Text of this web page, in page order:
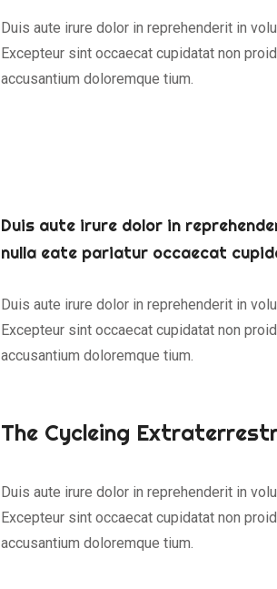
Duis aute irure dolor in reprehenderit in
Excepteur sint occaecat cupidatat non
accusantium doloremque tium.
Duis aute irure dolor in
nulla eate pariatur occaecat
Duis aute irure dolor in reprehenderit in
Excepteur sint occaecat cupidatat non
accusantium doloremque tium.
The Cycleing
Duis aute irure dolor in reprehenderit in
Excepteur sint occaecat cupidatat non
accusantium doloremque tium.